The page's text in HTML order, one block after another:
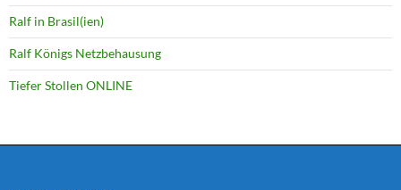
Ralf in Brasil(ien)
Ralf Königs Netzbehausung
Tiefer Stollen ONLINE